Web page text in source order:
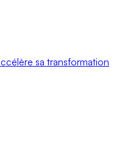
sa transformation